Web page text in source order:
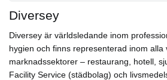
Diversey
Diversey är världsledande inom
hygien och finns representerad inom alla
marknadssektorer – restaurang, hotell,
Facility Service (städbolag) och